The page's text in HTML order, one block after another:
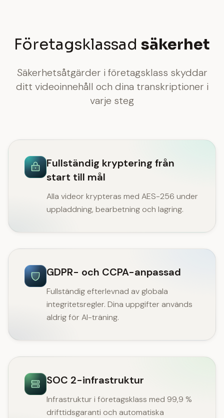
Företagsklassad säkerhet
Säkerhetsåtgärder i företagsklass skyddar
ditt videoinnehåll och dina transkriptioner i
varje steg
Fullständig kryptering från
start till mål
Alla videor krypteras med AES-256 under
uppladdning, bearbetning och lagring.
GDPR- och CCPA-anpassad
Fullständig efterlevnad av globala
integritetsregler. Dina uppgifter används
aldrig för AI-träning.
SOC 2-infrastruktur
Infrastruktur i företagsklass med 99,9 %
drifttidsgaranti och automatiska